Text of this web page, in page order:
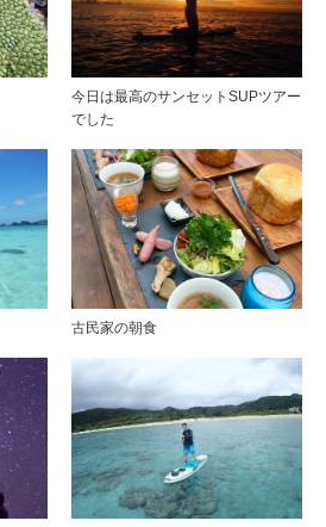
今日は最高のサンセットSUPツアー
でした
古民家の朝食